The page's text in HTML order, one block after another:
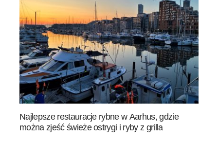
Najlepsze restauracje rybne w Aarhus, gdzie
można zjeść świeże ostrygi i ryby z grilla